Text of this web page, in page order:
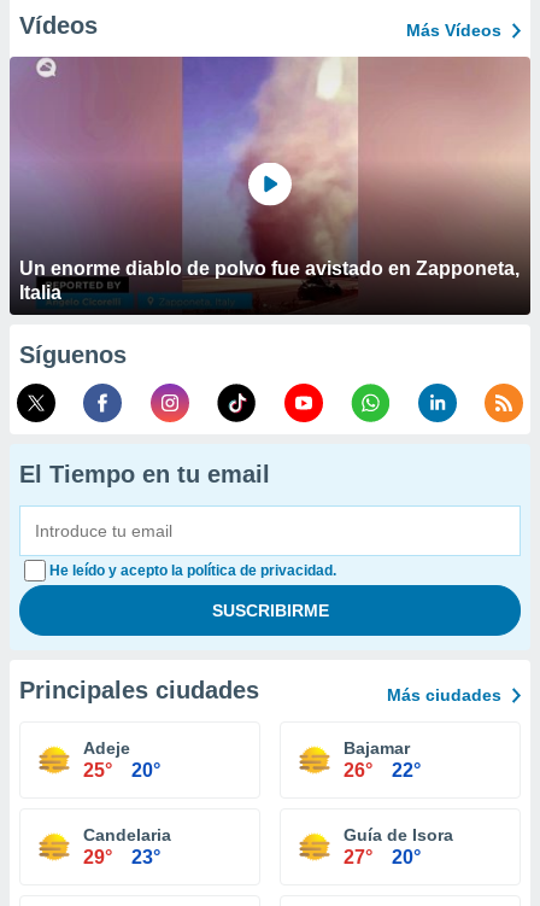
Vídeos Más Vídeos
Un enorme diablo de polvo fue avistado en Zapponeta,
Italia
Síguenos
El Tiempo en tu email
He leído y acepto la política de privacidad.
Principales ciudades Más ciudades
Adeje
25° 20°
Bajamar
26° 22°
Candelaria
29° 23°
Guía de Isora
27° 20°